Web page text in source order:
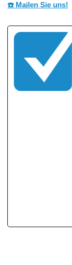
☎️ Mailen Sie uns!